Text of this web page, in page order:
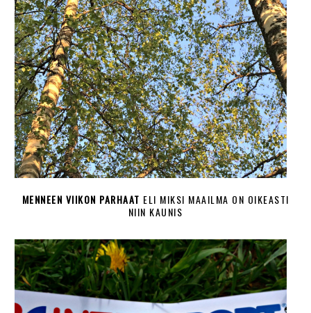
MENNEEN VIIKON PARHAAT ELI MIKSI MAAILMA ON OIKEASTI
NIIN KAUNIS